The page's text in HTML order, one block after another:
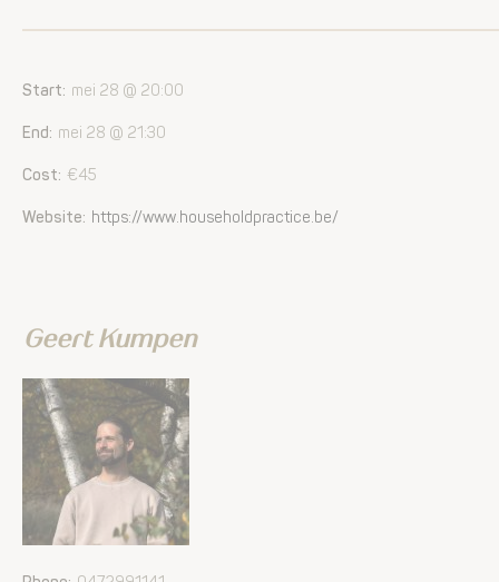
Start: mei 28 @ 20:00
End: mei 28 @ 21:30
Cost: €45
Website: https://www.householdpractice.be/
Geert Kumpen